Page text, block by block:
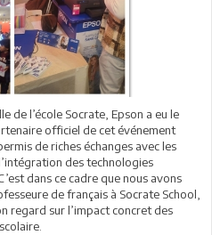
de l’école Socrate, Epson a eu le
officiel de cet événement
de riches échanges avec les
des technologies
dans ce cadre que nous avons
de français à Socrate School,
regard sur l’impact concret des